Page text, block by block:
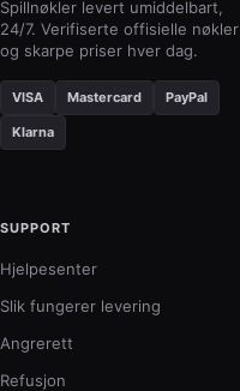
Spillnøkler levert umiddelbart,
24/7. Verifiserte offisielle nøkler
og skarpe priser hver dag.
VISA Mastercard PayPal
Klarna
SUPPORT
Hjelpesenter
Slik fungerer levering
Angrerett
Refusjon